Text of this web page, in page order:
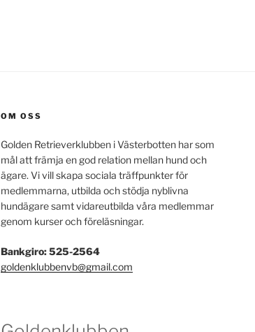
OM OSS
Golden Retrieverklubben i Västerbotten har som
mål att främja en god relation mellan hund och
ägare. Vi vill skapa sociala träffpunkter för
medlemmarna, utbilda och stödja nyblivna
hundägare samt vidareutbilda våra medlemmar
genom kurser och föreläsningar.
Bankgiro: 525-2564
goldenklubbenvb@gmail.com